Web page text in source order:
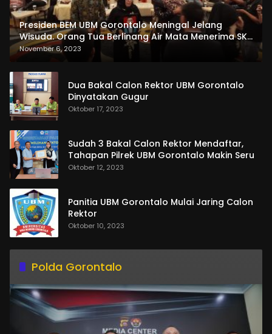
Presiden BEM UBM Gorontalo Meningal Jelang
Wisuda. Orang Tua Berlinang Air Mata Menerima SKL
dan Pemasangan Salempang
November 6, 2023
Dua Bakal Calon Rektor UBM Gorontalo
Dinyatakan Gugur
Oktober 17, 2023
Sudah 3 Bakal Calon Rektor Mendaftar,
Tahapan Pilrek UBM Gorontalo Makin Seru
Oktober 12, 2023
Panitia UBM Gorontalo Mulai Jaring Calon
Rektor
Oktober 10, 2023
Polda Gorontalo